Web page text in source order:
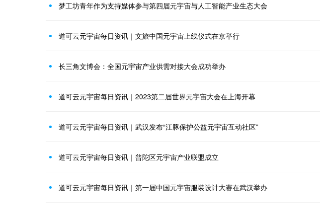
梦工坊青年作为支持媒体参与第四届元宇宙与人工智能产业生态大会
道可云元宇宙每日资讯｜文旅中国元宇宙上线仪式在京举行
长三角文博会：全国元宇宙产业供需对接大会成功举办
道可云元宇宙每日资讯｜2023第二届世界元宇宙大会在上海开幕
道可云元宇宙每日资讯｜武汉发布“江豚保护公益元宇宙互动社区”
道可云元宇宙每日资讯｜普陀区元宇宙产业联盟成立
道可云元宇宙每日资讯｜第一届中国元宇宙服装设计大赛在武汉举办